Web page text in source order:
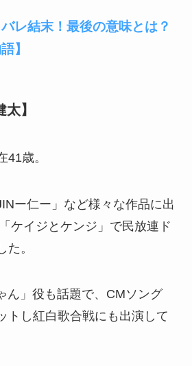
バレ結末！最後の意味とは？
】
】
41歳。
ー仁ー」など様々な作品に出
ケイジとケンジ」で民放連ド
た。
ん」役も話題で、CMソング
トし紅白歌合戦にも出演して